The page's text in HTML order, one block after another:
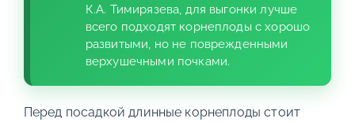
К.А. Тимирязева, для выгонки лучше
всего подходят корнеплоды с хорошо
развитыми, но не поврежденными
верхушечными почками.
Перед посадкой длинные корнеплоды стоит